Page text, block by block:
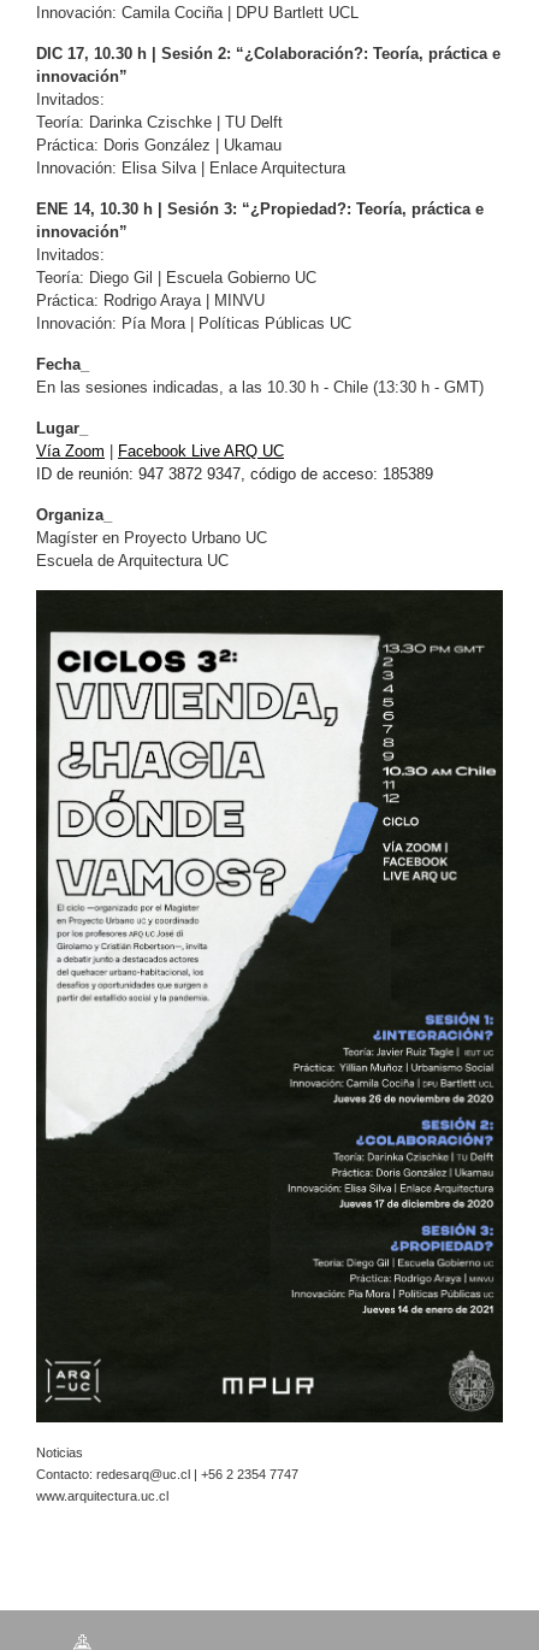
Innovación: Camila Cociña | DPU Bartlett UCL
DIC 17, 10.30 h | Sesión 2: “¿Colaboración?: Teoría, práctica e
innovación”
Invitados:
Teoría: Darinka Czischke | TU Delft
Práctica: Doris González | Ukamau
Innovación: Elisa Silva | Enlace Arquitectura
ENE 14, 10.30 h | Sesión 3: “¿Propiedad?: Teoría, práctica e
innovación”
Invitados:
Teoría: Diego Gil | Escuela Gobierno UC
Práctica: Rodrigo Araya | MINVU
Innovación: Pía Mora | Políticas Públicas UC
Fecha_
En las sesiones indicadas, a las 10.30 h - Chile (13:30 h - GMT)
Lugar_
Vía Zoom
Facebook Live ARQ UC
ID de reunión: 947 3872 9347, código de acceso: 185389
Organiza_
Magíster en Proyecto Urbano UC
Escuela de Arquitectura UC
Noticias
Contacto: redesarq@uc.cl | +56 2 2354 7747
www.arquitectura.uc.cl